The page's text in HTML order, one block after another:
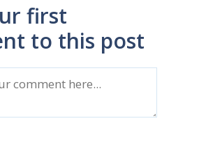
first
to this post